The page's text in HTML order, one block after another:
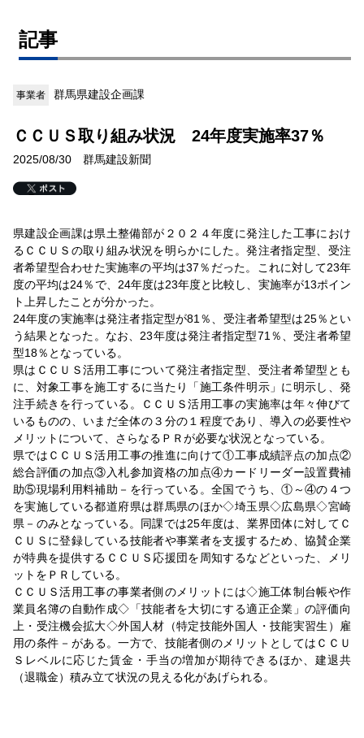
記事
事業者 群馬県建設企画課
ＣＣＵＳ取り組み状況 24年度実施率37％
2025/08/30 群馬建設新聞
県建設企画課は県土整備部が２０２４年度に発注した工事におけ
るＣＣＵＳの取り組み状況を明らかにした。発注者指定型、受注
者希望型合わせた実施率の平均は37％だった。これに対して23年
度の平均は24％で、24年度は23年度と比較し、実施率が13ポイン
ト上昇したことが分かった。
24年度の実施率は発注者指定型が81％、受注者希望型は25％とい
う結果となった。なお、23年度は発注者指定型71％、受注者希望
型18％となっている。
県はＣＣＵＳ活用工事について発注者指定型、受注者希望型とも
に、対象工事を施工するに当たり「施工条件明示」に明示し、発
注手続きを行っている。ＣＣＵＳ活用工事の実施率は年々伸びて
いるものの、いまだ全体の３分の１程度であり、導入の必要性や
メリットについて、さらなるＰＲが必要な状況となっている。
県ではＣＣＵＳ活用工事の推進に向けて①工事成績評点の加点②
総合評価の加点③入札参加資格の加点④カードリーダー設置費補
助⑤現場利用料補助－を行っている。全国でうち、①～④の４つ
を実施している都道府県は群馬県のほか◇埼玉県◇広島県◇宮崎
県－のみとなっている。同課では25年度は、業界団体に対してＣ
ＣＵＳに登録している技能者や事業者を支援するため、協賛企業
が特典を提供するＣＣＵＳ応援団を周知するなどといった、メリ
ットをＰＲしている。
ＣＣＵＳ活用工事の事業者側のメリットには◇施工体制台帳や作
業員名簿の自動作成◇「技能者を大切にする適正企業」の評価向
上・受注機会拡大◇外国人材（特定技能外国人・技能実習生）雇
用の条件－がある。一方で、技能者側のメリットとしてはＣＣＵ
Ｓレベルに応じた賃金・手当の増加が期待できるほか、建退共
（退職金）積み立て状況の見える化があげられる。